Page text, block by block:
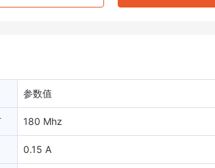
参数值
180 Mhz
0.15 A